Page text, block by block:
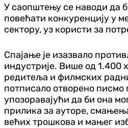
У саопштењу се наводи да
повећати конкуренцију у
сектору, уз користи за
Спајање је изазвало
индустрије. Више од 1.400
редитеља и филмских
потписало отворено писмо
упозоравајући да би она
прилика за ауторе,
већих трошкова и мањег